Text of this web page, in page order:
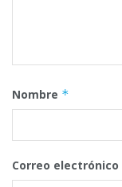
Nombre *
Correo electrónico